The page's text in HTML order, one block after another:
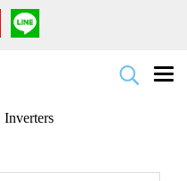
Inverters